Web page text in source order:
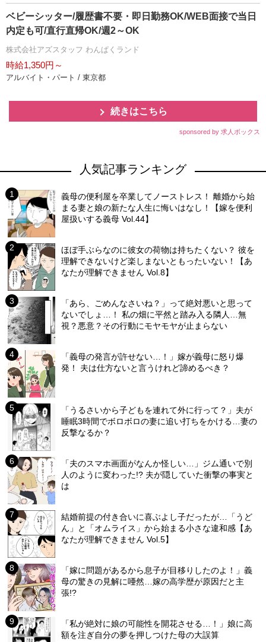
ベビーシッター/履歴書不要・即日勤務OK/WEB面接で当日
内定も可/直行直帰OK/週2～OK
株式会社アズスタッフ わんぱくランド
時給1,350円～
アルバイト・パート / 東京都
続きはこちら
sponsored by 求人ボックス
人気記事ランキング
義母の便利屋を卒業してノーストレス！ 離婚から始
まる妻と娘の新たな人生に悔いはなし！【嫁を便利
屋扱いする義母 Vol.44】
ほぼ手ぶらなのに彼女の荷物は持ちたくない？ 彼を
理解できないけど楽しまないともったいない！【あ
なたが理解できません Vol.8】
「あら、ごめんなさいね？」って絶対悪いと思って
ないでしょ…！ 私の畑に平然と踏み入る隣人…無
視？悪意？その行動にモヤモヤが止まらない
「義母の発言が許せない…！」嫁が義母に怒り爆
発！ 夫は仕方ないと言うけれど諦めるべき？
「うるさいから子どもを連れて外に行って？」夫が
睡眠3時間でボロボロの妻に追い打ちをかける…妻の
反撃なるか？
「夫のスマホ画面がなんか怪しい…」ジム通いで別
人のように変わった!? 夫が隠していた衝撃の事実と
は
結婚前提の付き合いに喜ぶよし子だったが…「うど
ん」と「オムライス」から始まる小さな違和感【あ
なたが理解できません Vol.5】
「嫁に問題があるから息子が目移りしたのよ！」義
母の驚きの見解に唖然…嫁の高学歴が原因だと主
張!?
「私が絶対に娘の可能性を開花させる…！」娘に高
額を注ぎ自分の夢を押しつけた母の大誤算